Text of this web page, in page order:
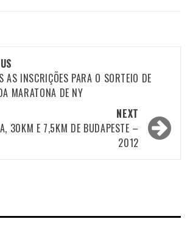
AS INSCRIÇÕES PARA O SORTEIO DE
MARATONA DE NY
NEXT
30KM E 7,5KM DE BUDAPESTE –
2012